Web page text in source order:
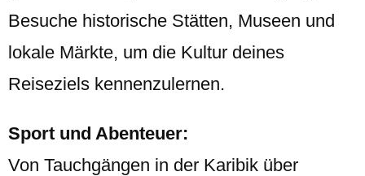
Besuche historische Stätten, Museen und
lokale Märkte, um die Kultur deines
Reiseziels kennenzulernen.
Sport und Abenteuer:
Von Tauchgängen in der Karibik über